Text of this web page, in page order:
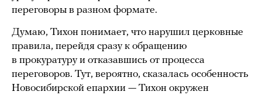
переговоры в разном формате.
Думаю, Тихон понимает, что нарушил церковные
правила, перейдя сразу к обращению
в прокуратуру и отказавшись от процесса
переговоров. Тут, вероятно, сказалась особенность
Новосибирской епархии — Тихон окружен